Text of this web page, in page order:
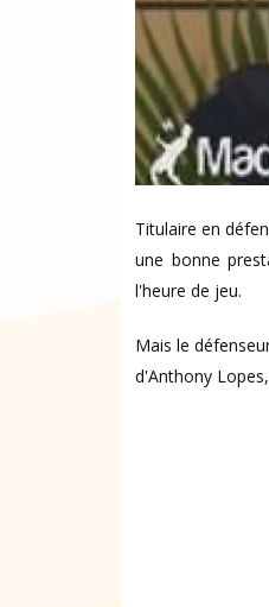
Titulaire en
une bonne
l'heure de jeu.
Mais le
d'Anthony